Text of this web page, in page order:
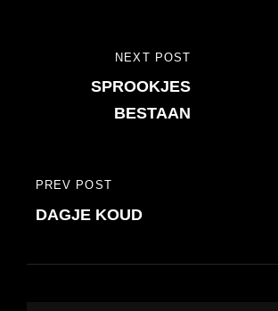
navigatie
PREVIOUS
POST
PREV POST
DAGJE KOUD
NEXT POST
SPROOKJES
BESTAAN